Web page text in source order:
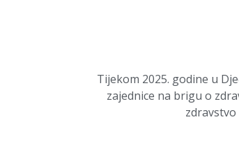
Tijekom 2025. godine u
zajednice na brigu o